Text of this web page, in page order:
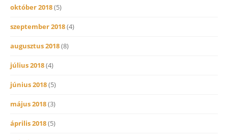
október 2018(5)
szeptember 2018(4)
augusztus 2018(8)
július 2018(4)
június 2018(5)
május 2018(3)
április 2018(5)